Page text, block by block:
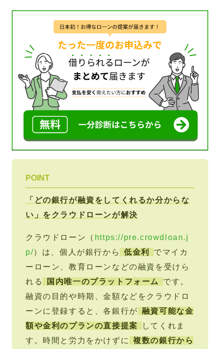
POINT
「どの銀行が融資をしてくれるか分からな
い」をクラウドローンが解決
クラウドローン（ https://pre.crowdloan.j
p/）は、個人が銀行から 低金利
でマイカ
ーローン、教育ローンなどの融資を受けら
れる
国内唯一のプラットフォーム
です。
融資の目的や時期、金額などをクラウドロ
ーンに登録すると、各銀行が 融資可能な金
額や金利のプランの直接提案
してくれま
す。時間と労力をかけずに
複数の銀行から